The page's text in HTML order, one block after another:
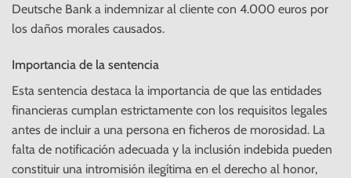
Deutsche Bank a indemnizar al cliente con 4.000 euros por
los daños morales causados.
Importancia de la sentencia
Esta sentencia destaca la importancia de que las entidades
financieras cumplan estrictamente con los requisitos legales
antes de incluir a una persona en ficheros de morosidad. La
falta de notificación adecuada y la inclusión indebida pueden
constituir una intromisión ilegítima en el derecho al honor,